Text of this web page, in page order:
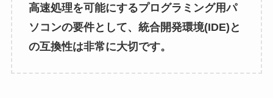
高速処理を可能にするプログラミング用パ
ソコンの要件として、統合開発環境(IDE)と
の互換性は非常に大切です。